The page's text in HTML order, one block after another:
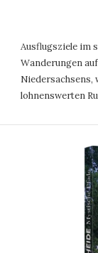
Ausflugsziele im
Wanderungen
Niedersachsens,
lohnenswerten